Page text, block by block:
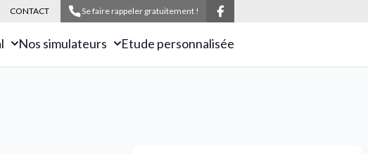
CONTACT Se faire rappeler gratuitement !
Nos simulateurs Etude personnalisée